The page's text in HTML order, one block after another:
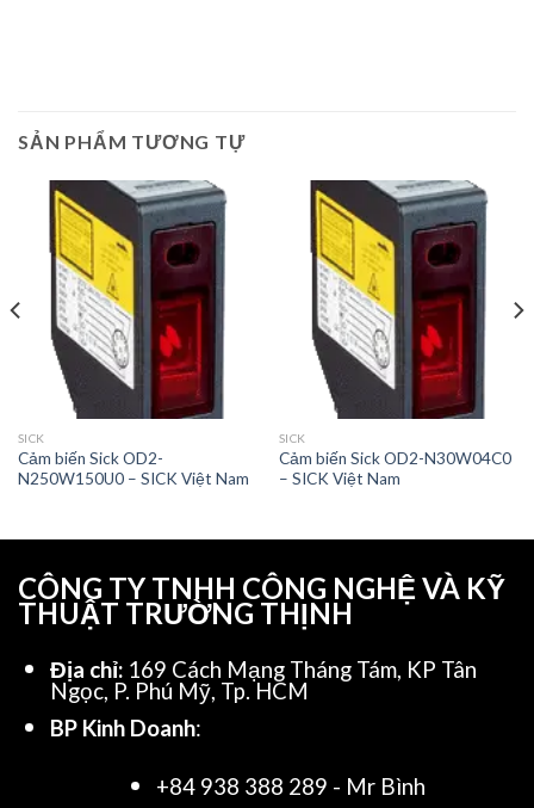
SẢN PHẨM TƯƠNG TỰ
SICK
Cảm biến Sick OD2-
N250W150U0 – SICK Việt Nam
SICK
Cảm biến Sick OD2-N30W04C0
– SICK Việt Nam
CÔNG TY TNHH CÔNG NGHỆ VÀ KỸ
THUẬT TRƯỜNG THỊNH
Địa chỉ: 169 Cách Mạng Tháng Tám, KP Tân
Ngọc, P. Phú Mỹ, Tp. HCM
BP Kinh Doanh:
+84 938 388 289 - Mr Bình